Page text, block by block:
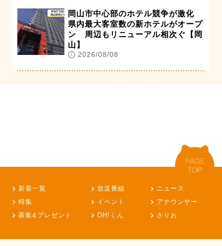
岡山市中心部のホテル競争が激化
県内最大客室数の新ホテルがオープ
ン 周辺もリニューアル相次ぐ【岡
山】
2026/08/08
新着一覧 放送番組
ニュース
特集
イベント
アナウンサー
募集&プレゼント
OH!くん さりお